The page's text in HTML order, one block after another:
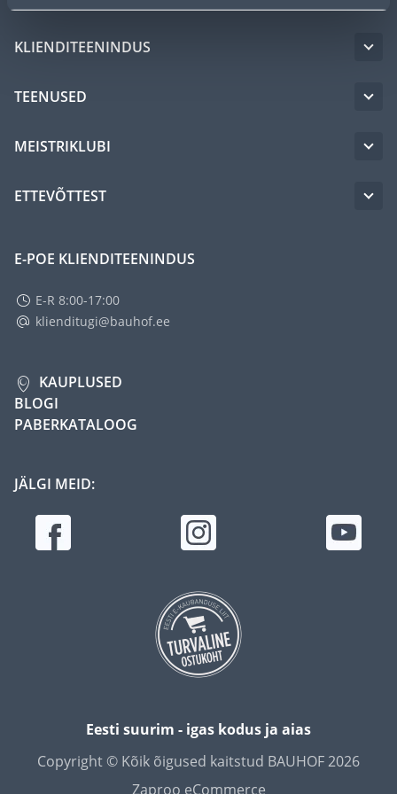
KLIENDITEENINDUS
TEENUSED
MEISTRIKLUBI
ETTEVÕTTEST
E-POE KLIENDITEENINDUS
E-R 8:00-17:00
klienditugi@bauhof.ee
KAUPLUSED
BLOGI
PABERKATALOOG
JÄLGI MEID:
Eesti suurim - igas kodus ja aias
Copyright © Kõik õigused kaitstud BAUHOF 2026
Zaproo eCommerce